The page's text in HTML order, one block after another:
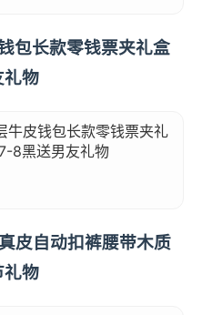
包长款零钱票夹礼盒
物
牛皮钱包长款零钱票夹礼
8黑送男友礼物
皮自动扣裤腰带木质
物